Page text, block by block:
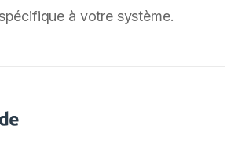
à votre système.